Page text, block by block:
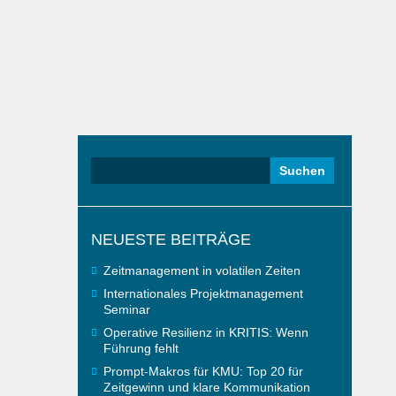
NEUESTE BEITRÄGE
Zeitmanagement in volatilen Zeiten
Internationales Projektmanagement
Seminar
Operative Resilienz in KRITIS: Wenn
Führung fehlt
Prompt-Makros für KMU: Top 20 für
Zeitgewinn und klare Kommunikation